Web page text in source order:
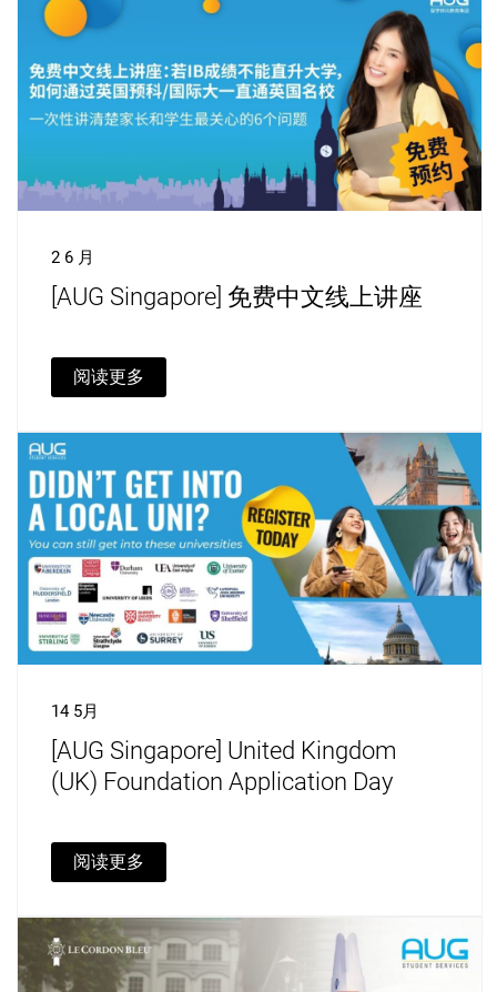
2 6 月
[AUG Singapore] 免费中文线上讲座
阅读更多
14 5月
[AUG Singapore] United Kingdom
(UK) Foundation Application Day
阅读更多